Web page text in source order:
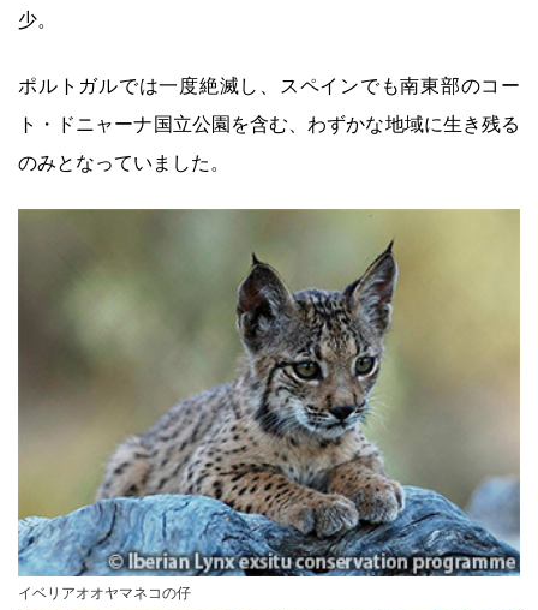
少。
ポルトガルでは一度絶滅し、スペインでも南東部のコー
ト・ドニャーナ国立公園を含む、わずかな地域に生き残る
のみとなっていました。
イベリアオオヤマネコの仔